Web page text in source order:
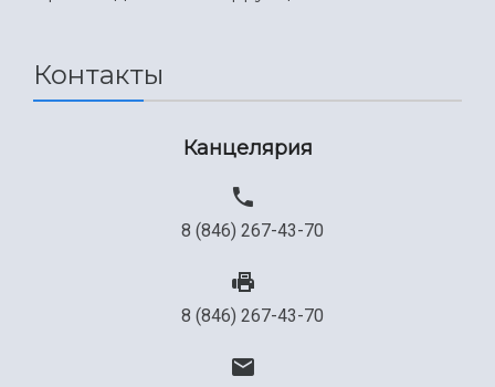
Контакты
Канцелярия
8 (846) 267-43-70
8 (846) 267-43-70